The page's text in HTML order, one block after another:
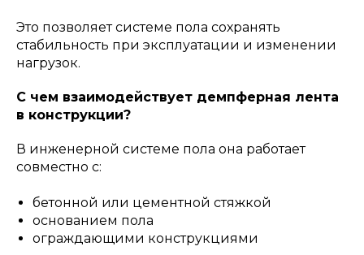
Это позволяет системе пола сохранять
стабильность при эксплуатации и изменении
нагрузок.
С чем взаимодействует демпферная лента
в конструкции?
В инженерной системе пола она работает
совместно с:
бетонной или цементной стяжкой
основанием пола
ограждающими конструкциями